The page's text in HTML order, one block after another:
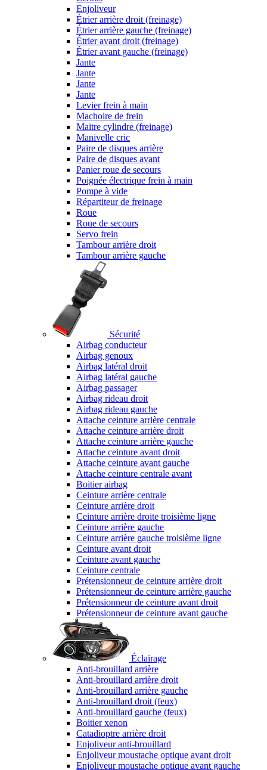
Enjoliveur
Étrier arrière droit (freinage)
Étrier arrière gauche (freinage)
Étrier avant droit (freinage)
Étrier avant gauche (freinage)
Jante
Jante
Jante
Jante
Levier frein à main
Machoire de frein
Maitre cylindre (freinage)
Manivelle cric
Paire de disques arrière
Paire de disques avant
Panier roue de secours
Poignée électrique frein à main
Pompe à vide
Répartiteur de freinage
Roue
Roue de secours
Servo frein
Tambour arrière droit
Tambour arrière gauche
Sécurité
Airbag conducteur
Airbag genoux
Airbag latéral droit
Airbag latéral gauche
Airbag passager
Airbag rideau droit
Airbag rideau gauche
Attache ceinture arrière centrale
Attache ceinture arrière droit
Attache ceinture arrière gauche
Attache ceinture avant droit
Attache ceinture avant gauche
Attache ceinture centrale avant
Boitier airbag
Ceinture arrière centrale
Ceinture arrière droit
Ceinture arrière droite troisième ligne
Ceinture arrière gauche
Ceinture arrière gauche troisième ligne
Ceinture avant droit
Ceinture avant gauche
Ceinture centrale
Prétensionneur de ceinture arrière droit
Prétensionneur de ceinture arrière gauche
Prétensionneur de ceinture avant droit
Prétensionneur de ceinture avant gauche
Éclairage
Anti-brouillard arrière
Anti-brouillard arrière droit
Anti-brouillard arrière gauche
Anti-brouillard droit (feux)
Anti-brouillard gauche (feux)
Boitier xenon
Catadioptre arrière droit
Enjoliveur anti-brouillard
Enjoliveur moustache optique avant droit
Enjoliveur moustache optique avant gauche